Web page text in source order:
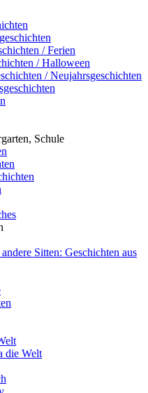
/ Ferien
/ Halloween
/ Neujahrsgeschichten
Schule
Sitten: Geschichten aus
die Welt